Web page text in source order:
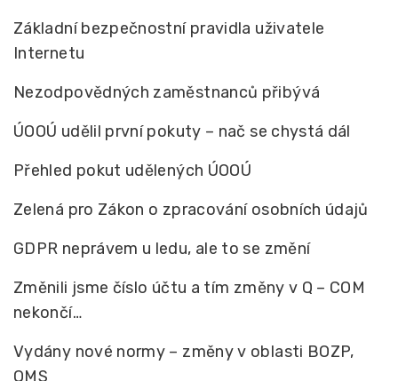
Základní bezpečnostní pravidla uživatele
Internetu
Nezodpovědných zaměstnanců přibývá
ÚOOÚ udělil první pokuty – nač se chystá dál
Přehled pokut udělených ÚOOÚ
Zelená pro Zákon o zpracování osobních údajů
GDPR neprávem u ledu, ale to se změní
Změnili jsme číslo účtu a tím změny v Q – COM
nekončí…
Vydány nové normy – změny v oblasti BOZP,
QMS